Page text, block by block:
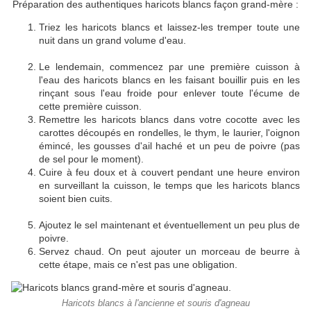
Préparation des authentiques haricots blancs façon grand-mère :
Triez les haricots blancs et laissez-les tremper toute une
nuit dans un grand volume d'eau.
Le lendemain, commencez par une première cuisson à
l'eau des haricots blancs en les faisant bouillir puis en les
rinçant sous l'eau froide pour enlever toute l'écume de
cette première cuisson.
Remettre les haricots blancs dans votre cocotte avec les
carottes découpés en rondelles, le thym, le laurier, l'oignon
émincé, les gousses d'ail haché et un peu de poivre (pas
de sel pour le moment).
Cuire à feu doux et à couvert pendant une heure environ
en surveillant la cuisson, le temps que les haricots blancs
soient bien cuits.
Ajoutez le sel maintenant et éventuellement un peu plus de
poivre.
Servez chaud. On peut ajouter un morceau de beurre à
cette étape, mais ce n'est pas une obligation.
Haricots blancs à l'ancienne et souris d'agneau